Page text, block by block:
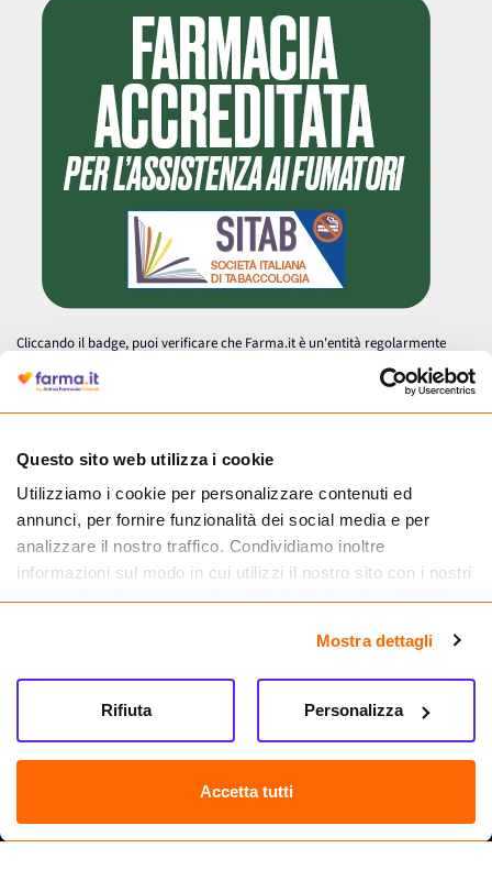
Questo sito web utilizza i cookie
Utilizziamo i cookie per personalizzare contenuti ed
annunci, per fornire funzionalità dei social media e per
analizzare il nostro traffico. Condividiamo inoltre
informazioni sul modo in cui utilizzi il nostro sito con i nostri
partner che si occupano di analisi dei dati web, pubblicità e
informazioni che hai fornito loro o che hanno raccolto dal
tuo utilizzo dei loro servizi.
Mostra dettagli
Accetta tutti
Personalizza
Rifiuta
Cliccando il badge, puoi verificare che Farma.it è un'entità regolarmente
autorizzata dal Ministero della Salute a effettuare la vendita online di
medicinali.
Farma.it S.a.s. P. IVA 07417261216 REA: NA-884088
CREDITS
Sede legale Via delle Repubbliche Marinare 128, 80147 Napoli